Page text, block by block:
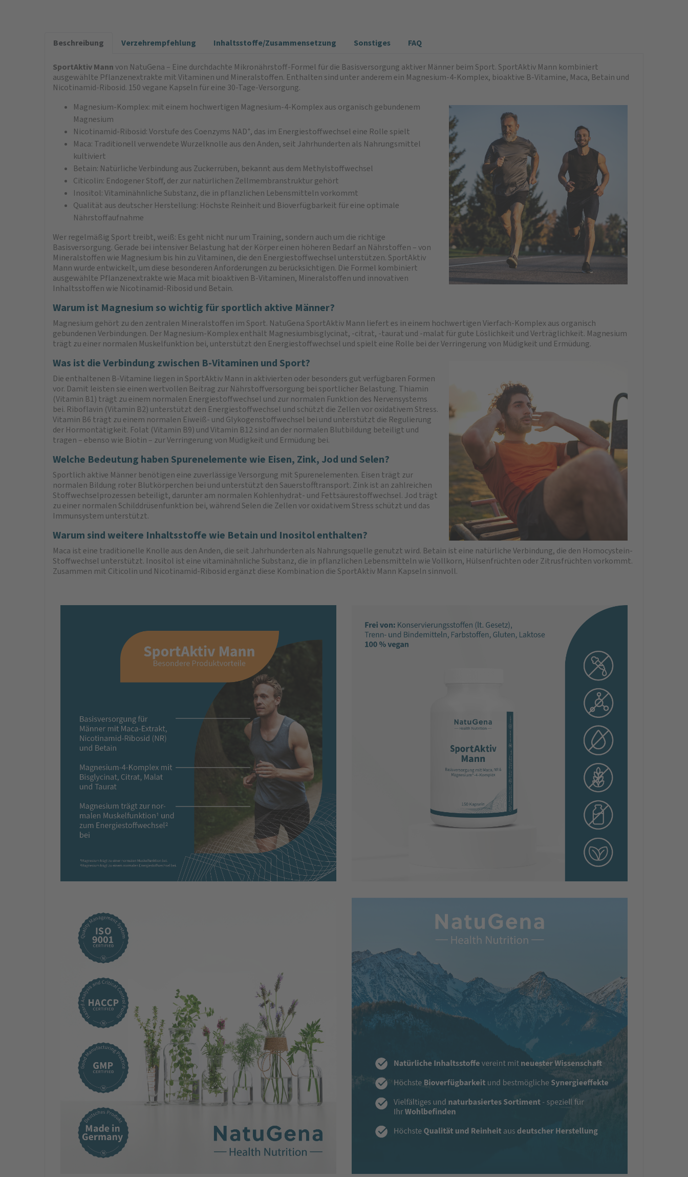
Beschreibung Verzehrempfehlung Inhaltsstoffe/Zusammensetzung Sonstiges FAQ
SportAktiv Mannvon NatuGena – Eine durchdachte Mikronährstoff-Formel für die Basisversorgung aktiver Männer beim Sport. SportAktiv Mann kombiniert
ausgewählte Pflanzenextrakte mit Vitaminen und Mineralstoffen. Enthalten sind unter anderem ein Magnesium-4-Komplex, bioaktive B-Vitamine, Maca, Betain und
Nicotinamid-Ribosid. 150 vegane Kapseln für eine 30-Tage-Versorgung.
Magnesium-Komplex: mit einem hochwertigen Magnesium-4-Komplex aus organisch gebundenem
Magnesium
Nicotinamid-Ribosid: Vorstufe des Coenzyms NAD⁺, das im Energiestoffwechsel eine Rolle spielt
Maca: Traditionell verwendete Wurzelknolle aus den Anden, seit Jahrhunderten als Nahrungsmittel
kultiviert
Betain: Natürliche Verbindung aus Zuckerrüben, bekannt aus dem Methylstoffwechsel
Citicolin: Endogener Stoff, der zur natürlichen Zellmembranstruktur gehört
Inositol: Vitaminähnliche Substanz, die in pflanzlichen Lebensmitteln vorkommt
Qualität aus deutscher Herstellung: Höchste Reinheit und Bioverfügbarkeit für eine optimale
Nährstoffaufnahme
Wer regelmäßig Sport treibt, weiß: Es geht nicht nur um Training, sondern auch um die richtige
Basisversorgung. Gerade bei intensiver Belastung hat der Körper einen höheren Bedarf an Nährstoffen – von
Mineralstoffen wie Magnesium bis hin zu Vitaminen, die den Energiestoffwechsel unterstützen. SportAktiv
Mann wurde entwickelt, um diese besonderen Anforderungen zu berücksichtigen. Die Formel kombiniert
ausgewählte Pflanzenextrakte wie Maca mit bioaktiven B-Vitaminen, Mineralstoffen und innovativen
Inhaltsstoffen wie Nicotinamid-Ribosid und Betain.
Warum ist Magnesium so wichtig für sportlich aktive Männer?
Magnesium gehört zu den zentralen Mineralstoffen im Sport. NatuGena SportAktiv Mann liefert es in einem hochwertigen Vierfach-Komplex aus organisch
gebundenen Verbindungen. Der Magnesium-Komplex enthält Magnesiumbisglycinat, -citrat, -taurat und -malat für gute Löslichkeit und Verträglichkeit. Magnesium
trägt zu einer normalen Muskelfunktion bei, unterstützt den Energiestoffwechsel und spielt eine Rolle bei der Verringerung von Müdigkeit und Ermüdung.
Was ist die Verbindung zwischen B-Vitaminen und Sport?
Die enthaltenen B-Vitamine liegen in SportAktiv Mann in aktivierten oder besonders gut verfügbaren Formen
vor. Damit leisten sie einen wertvollen Beitrag zur Nährstoffversorgung bei sportlicher Belastung. Thiamin
(Vitamin B1) trägt zu einem normalen Energiestoffwechsel und zur normalen Funktion des Nervensystems
bei. Riboflavin (Vitamin B2) unterstützt den Energiestoffwechsel und schützt die Zellen vor oxidativem Stress.
Vitamin B6 trägt zu einem normalen Eiweiß- und Glykogenstoffwechsel bei und unterstützt die Regulierung
der Hormontätigkeit. Folat (Vitamin B9) und Vitamin B12 sind an der normalen Blutbildung beteiligt und
tragen – ebenso wie Biotin – zur Verringerung von Müdigkeit und Ermüdung bei.
Welche Bedeutung haben Spurenelemente wie Eisen, Zink, Jod und Selen?
Sportlich aktive Männer benötigen eine zuverlässige Versorgung mit Spurenelementen. Eisen trägt zur
normalen Bildung roter Blutkörperchen bei und unterstützt den Sauerstofftransport. Zink ist an zahlreichen
Stoffwechselprozessen beteiligt, darunter am normalen Kohlenhydrat- und Fettsäurestoffwechsel. Jod trägt
zu einer normalen Schilddrüsenfunktion bei, während Selen die Zellen vor oxidativem Stress schützt und das
Immunsystem unterstützt.
Warum sind weitere Inhaltsstoffe wie Betain und Inositol enthalten?
Maca ist eine traditionelle Knolle aus den Anden, die seit Jahrhunderten als Nahrungsquelle genutzt wird. Betain ist eine natürliche Verbindung, die den Homocystein-
Stoffwechsel unterstützt. Inositol ist eine vitaminähnliche Substanz, die in pflanzlichen Lebensmitteln wie Vollkorn, Hülsenfrüchten oder Zitrusfrüchten vorkommt.
Zusammen mit Citicolin und Nicotinamid-Ribosid ergänzt diese Kombination die SportAktiv Mann Kapseln sinnvoll.